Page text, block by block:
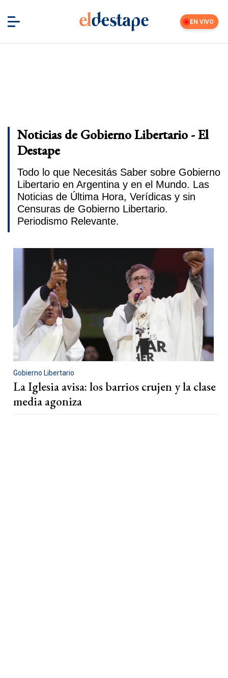
EN VIVO
Noticias de Gobierno Libertario - El
Destape
Todo lo que Necesitás Saber sobre Gobierno
Libertario en Argentina y en el Mundo. Las
Noticias de Última Hora, Verídicas y sin
Censuras de Gobierno Libertario.
Periodismo Relevante.
Gobierno Libertario
La Iglesia avisa: los barrios crujen y la clase
media agoniza